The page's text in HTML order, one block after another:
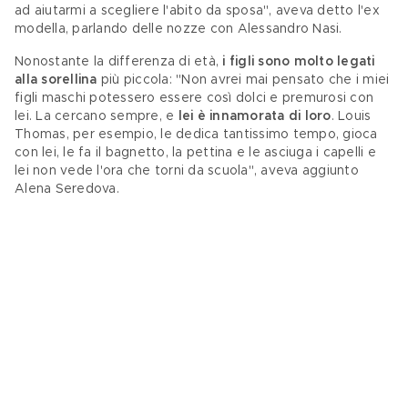
ad aiutarmi a scegliere l'abito da sposa", aveva detto l'ex
modella, parlando delle nozze con Alessandro Nasi.
Nonostante la differenza di età, i figli sono molto legati
alla sorellina più piccola: "Non avrei mai pensato che i miei
figli maschi potessero essere così dolci e premurosi con
lei. La cercano sempre, e
lei è innamorata di loro. Louis
Thomas, per esempio, le dedica tantissimo tempo, gioca
con lei, le fa il bagnetto, la pettina e le asciuga i capelli e
lei non vede l'ora che torni da scuola", aveva aggiunto
Alena Seredova.